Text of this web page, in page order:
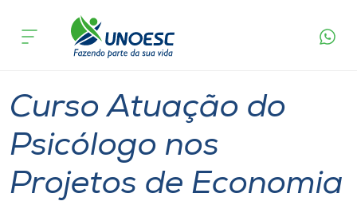
Cursos
Pesquisa
Atendimento ao Estudante
acontece
nos CAPS
São Miguel do Oeste
Curso Atuação do
Psicólogo nos
Projetos de Economia